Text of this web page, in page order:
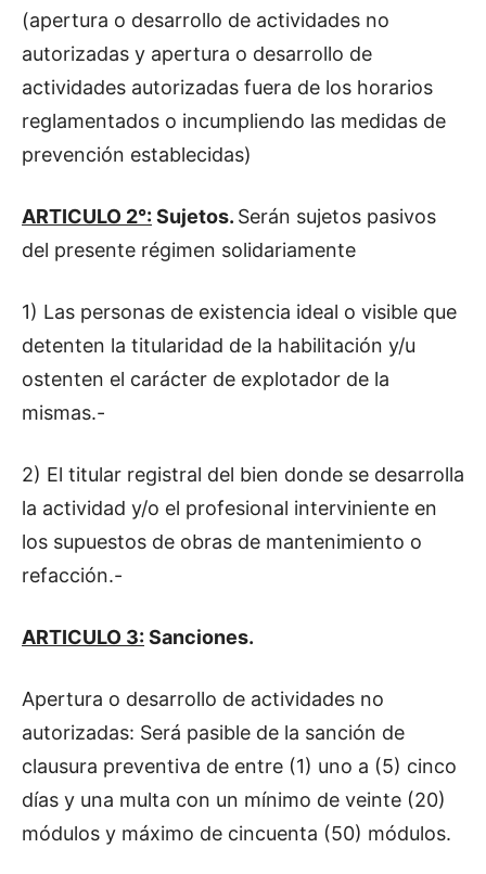
(apertura o desarrollo de actividades no
autorizadas y apertura o desarrollo de
actividades autorizadas fuera de los horarios
reglamentados o incumpliendo las medidas de
prevención establecidas)
ARTICULO 2°: Sujetos. Serán sujetos pasivos
del presente régimen solidariamente
1) Las personas de existencia ideal o visible que
detenten la titularidad de la habilitación y/u
ostenten el carácter de explotador de la
mismas.-
2) El titular registral del bien donde se desarrolla
la actividad y/o el profesional interviniente en
los supuestos de obras de mantenimiento o
refacción.-
ARTICULO 3: Sanciones.
Apertura o desarrollo de actividades no
autorizadas: Será pasible de la sanción de
clausura preventiva de entre (1) uno a (5) cinco
días y una multa con un mínimo de veinte (20)
módulos y máximo de cincuenta (50) módulos.